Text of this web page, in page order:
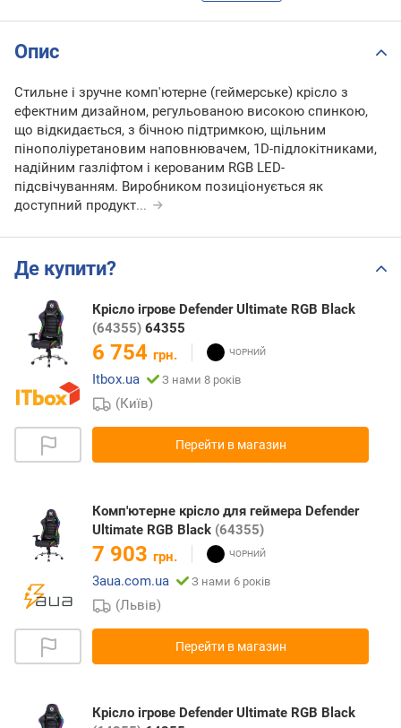
Опис
Стильне і зручне комп'ютерне (геймерське) крісло з
ефектним дизайном, регульованою високою спинкою,
що відкидається, з бічною підтримкою, щільним
пінополіуретановим наповнювачем, 1D-підлокітниками,
надійним газліфтом і керованим RGB LED-
підсвічуванням. Виробником позиціонується як
доступний продукт...
Де купити?
Крісло ігрове Defender Ultimate RGB Black
(64355) 64355
6 754 грн.
Itbox.ua
З нами 8 років
(Київ)
Перейти в магазин
Комп'ютерне крісло для геймера Defender
Ultimate RGB Black (64355)
7 903 грн.
3aua.com.ua
З нами 6 років
(Львів)
Перейти в магазин
Крісло ігрове Defender Ultimate RGB Black